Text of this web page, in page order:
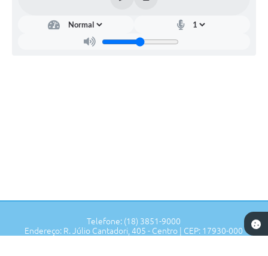
Telefone: (18) 3851-9000
Endereço: R. Júlio Cantadori, 405 - Centro | CEP: 17930-000